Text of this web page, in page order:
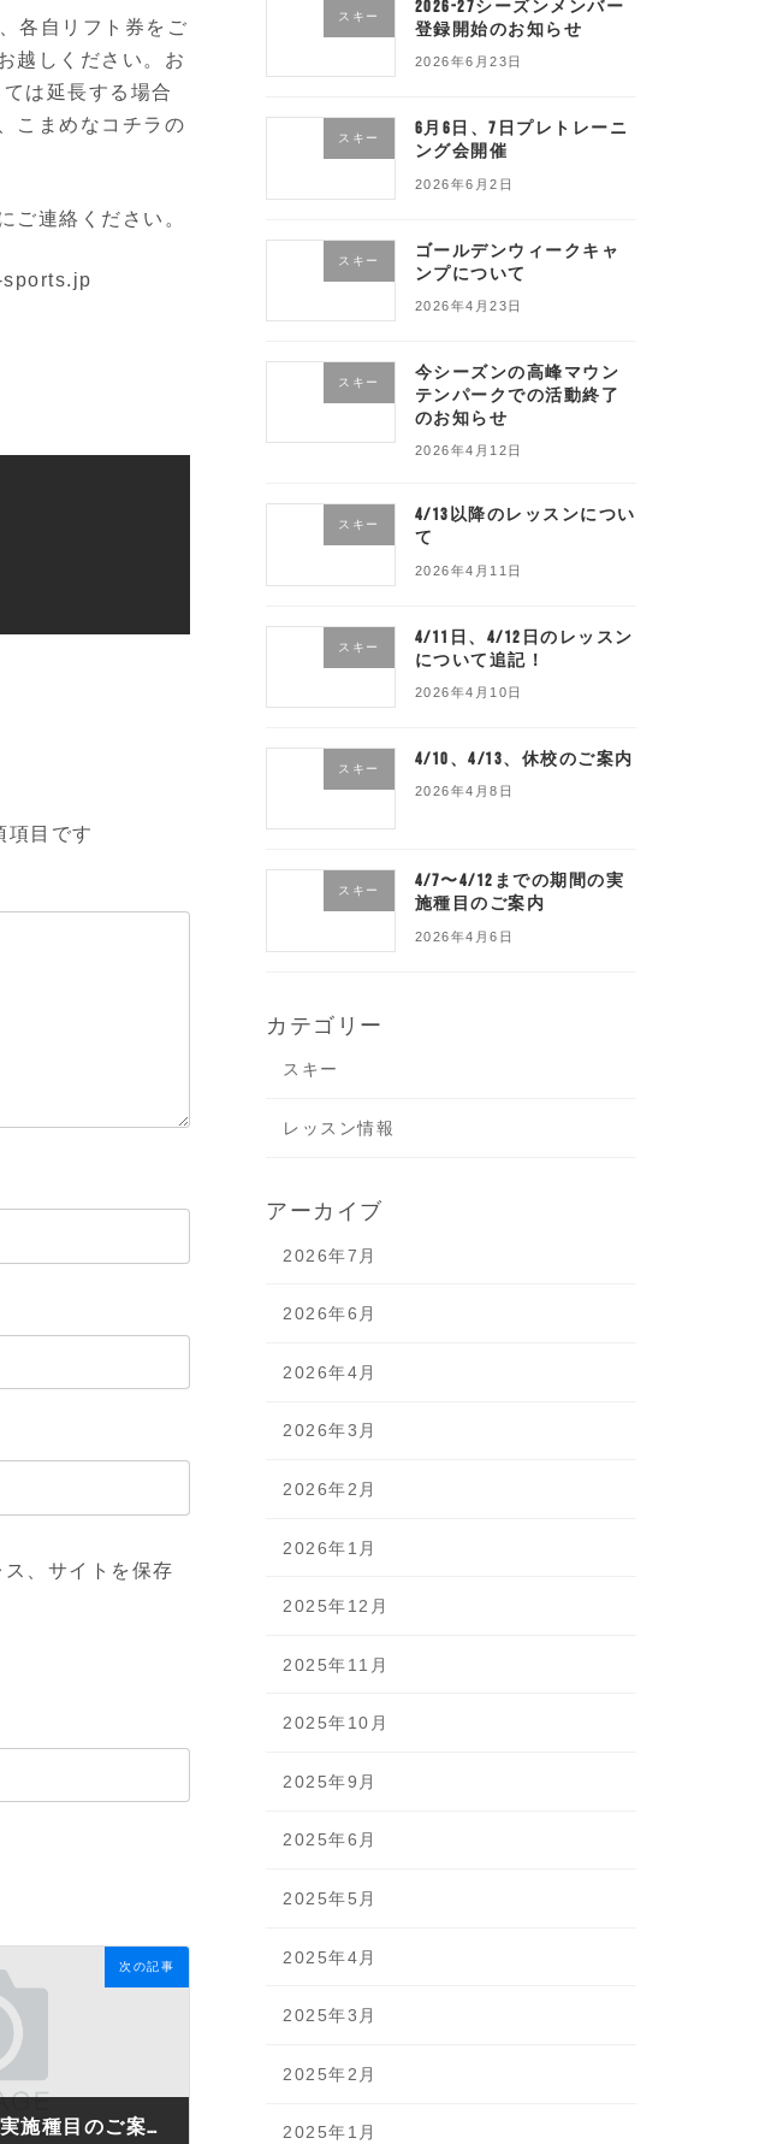
各自リフト券をご
越しください。お
は延長する場合
こまめなコチラの
ご連絡ください。
sports.jp
項目です
、サイトを保存
次の記事
4/7〜4/12までの期間の実施種目のご案内
スキー
2026-27シーズンメンバー
登録開始のお知らせ
2026年6月23日
スキー
6月6日、7日プレトレーニ
ング会開催
2026年6月2日
スキー
ゴールデンウィークキャ
ンプについて
2026年4月23日
スキー
今シーズンの高峰マウン
テンパークでの活動終了
のお知らせ
2026年4月12日
スキー
4/13以降のレッスンについ
て
2026年4月11日
スキー
4/11日、4/12日のレッスン
について追記！
2026年4月10日
スキー 4/10、4/13、休校のご案内
2026年4月8日
スキー
4/7〜4/12までの期間の実
施種目のご案内
2026年4月6日
カテゴリー
スキー
レッスン情報
アーカイブ
2026年7月
2026年6月
2026年4月
2026年3月
2026年2月
2026年1月
2025年12月
2025年11月
2025年10月
2025年9月
2025年6月
2025年5月
2025年4月
2025年3月
2025年2月
2025年1月